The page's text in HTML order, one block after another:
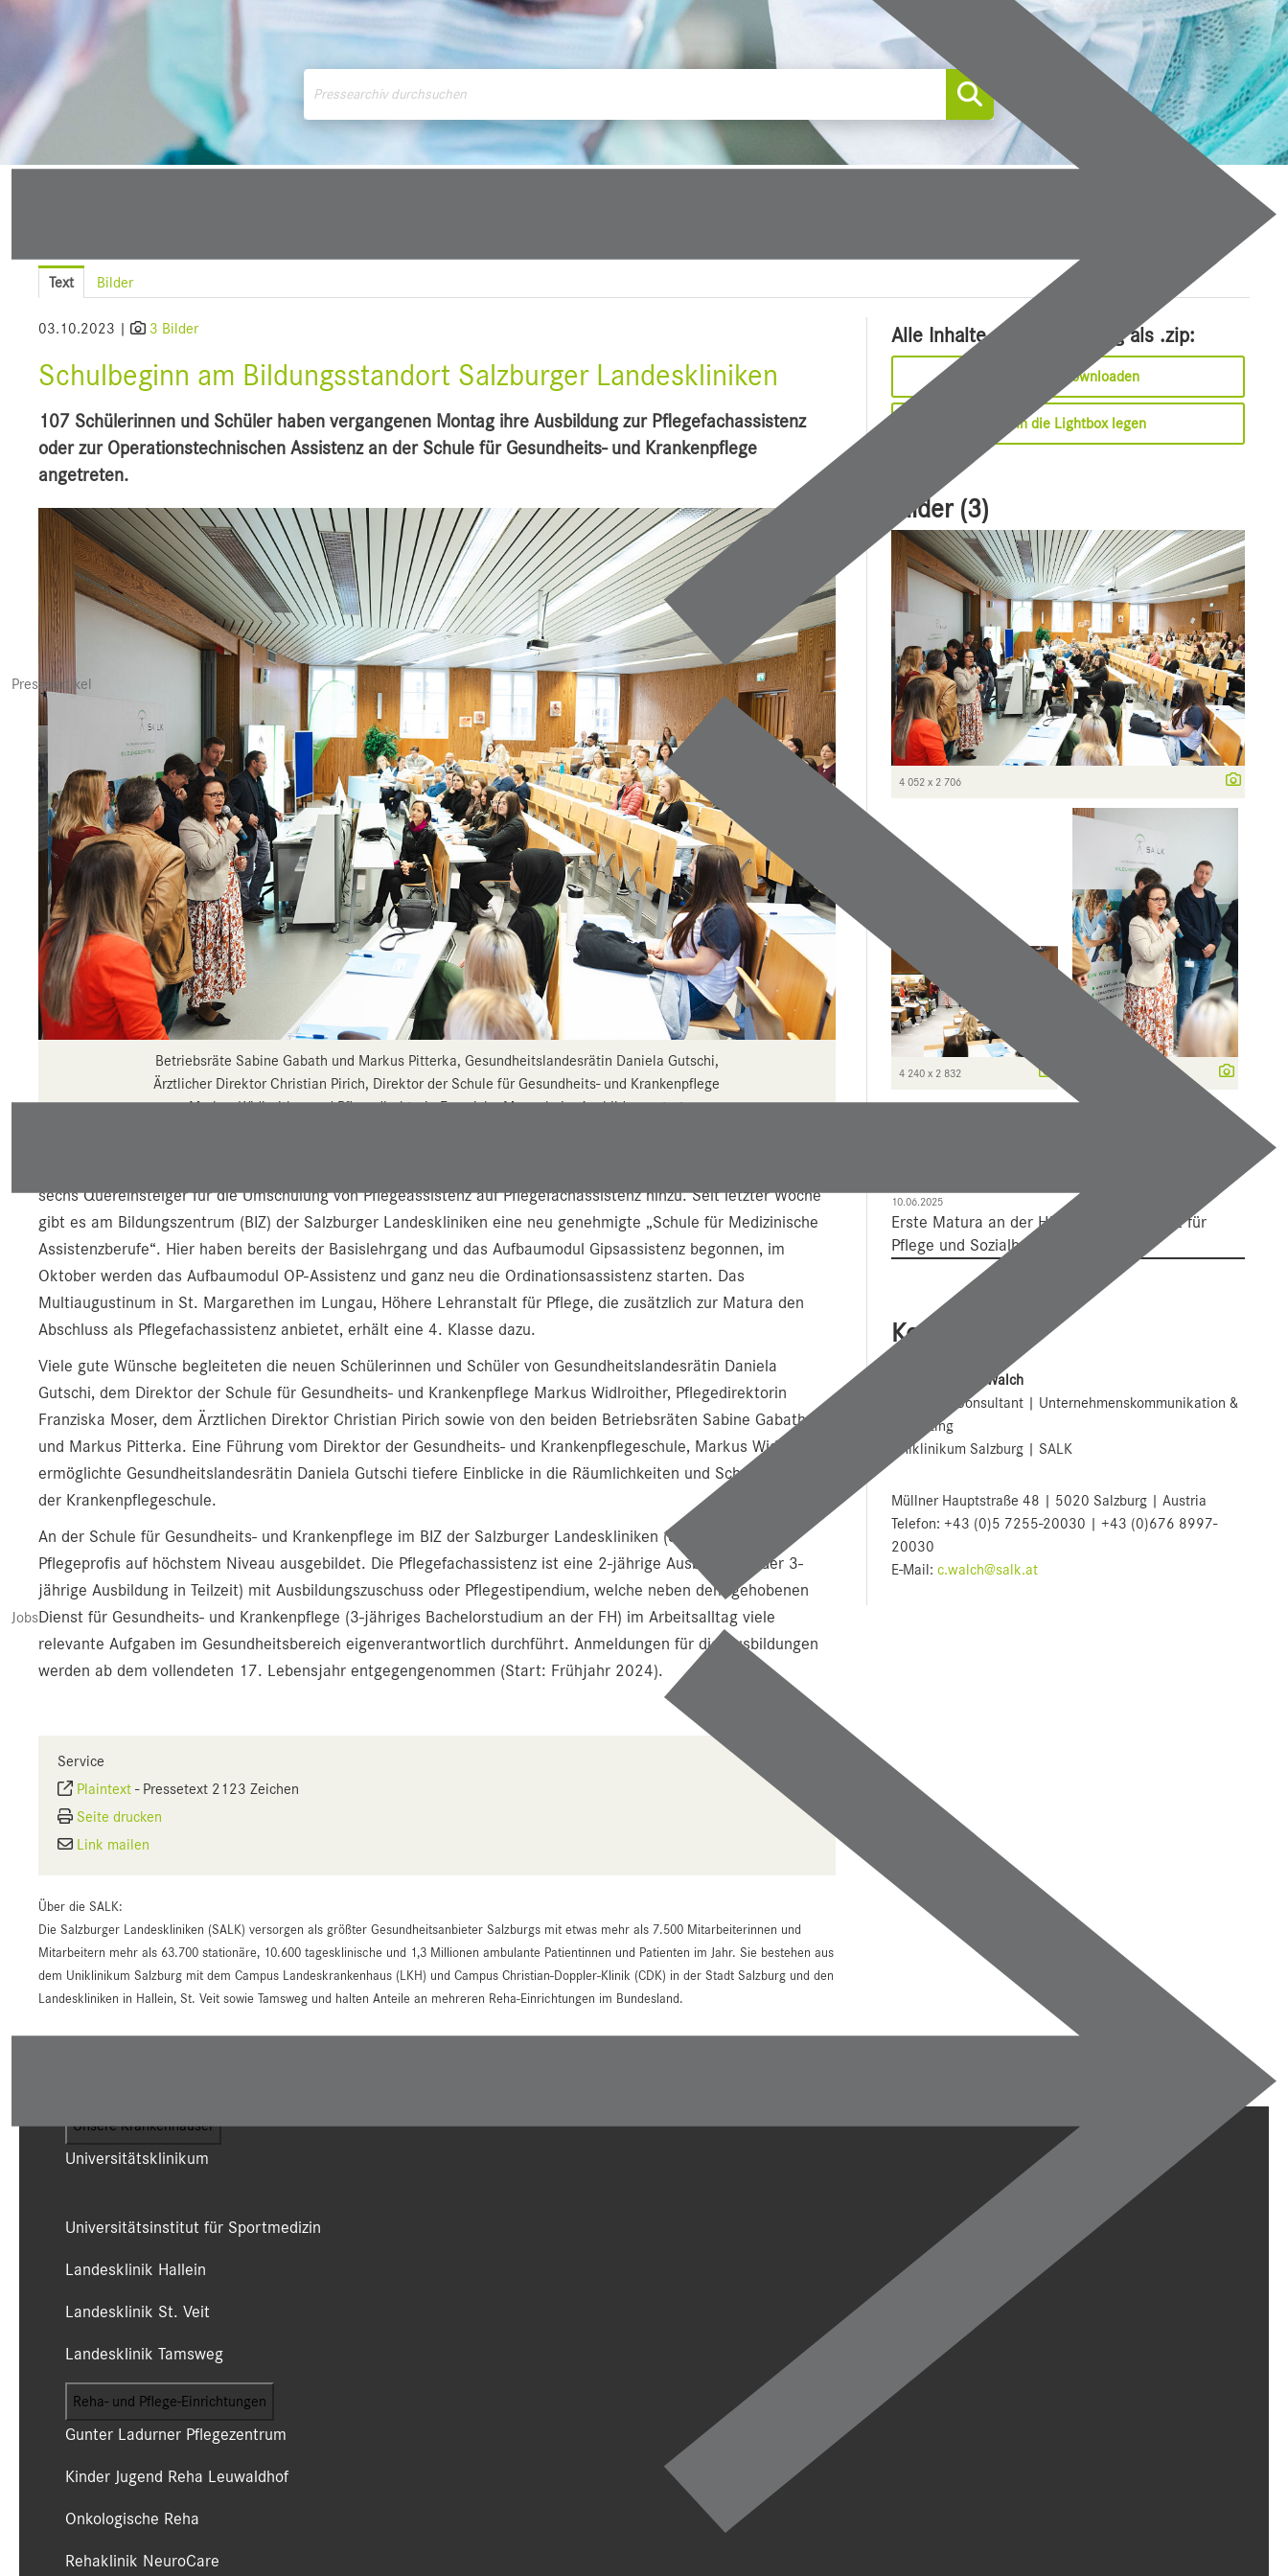
Presseartikel
Jobs
Text Bilder
03.10.2023 | 3 Bilder
Schulbeginn am Bildungsstandort Salzburger Landeskliniken
107 Schülerinnen und Schüler haben vergangenen Montag ihre Ausbildung zur Pflegefachassistenz
oder zur Operationstechnischen Assistenz an der Schule für Gesundheits- und Krankenpflege
angetreten.
Betriebsräte Sabine Gabath und Markus Pitterka, Gesundheitslandesrätin Daniela Gutschi,
Ärztlicher Direktor Christian Pirich, Direktor der Schule für Gesundheits- und Krankenpflege
Markus Widlroither und Pflegedirektorin Franziska Moser beim Ausbildungsstart
sechs Quereinsteiger für die Umschulung von Pflegeassistenz auf Pflegefachassistenz hinzu. Seit letzter Woche
gibt es am Bildungszentrum (BIZ) der Salzburger Landeskliniken eine neu genehmigte „Schule für Medizinische
Assistenzberufe“. Hier haben bereits der Basislehrgang und das Aufbaumodul Gipsassistenz begonnen, im
Oktober werden das Aufbaumodul OP-Assistenz und ganz neu die Ordinationsassistenz starten. Das
Multiaugustinum in St. Margarethen im Lungau, Höhere Lehranstalt für Pflege, die zusätzlich zur Matura den
Abschluss als Pflegefachassistenz anbietet, erhält eine 4. Klasse dazu.
Viele gute Wünsche begleiteten die neuen Schülerinnen und Schüler von Gesundheitslandesrätin Daniela
Gutschi, dem Direktor der Schule für Gesundheits- und Krankenpflege Markus Widlroither, Pflegedirektorin
Franziska Moser, dem Ärztlichen Direktor Christian Pirich sowie von den beiden Betriebsräten Sabine Gabath
und Markus Pitterka. Eine Führung vom Direktor der Gesundheits- und Krankenpflegeschule, Markus Widlroither,
ermöglichte Gesundheitslandesrätin Daniela Gutschi tiefere Einblicke in die Räumlichkeiten und Schwerpunkte
der Krankenpflegeschule.
An der Schule für Gesundheits- und Krankenpflege im BIZ der Salzburger Landeskliniken (SALK) werden
Pflegeprofis auf höchstem Niveau ausgebildet. Die Pflegefachassistenz ist eine 2-jährige Ausbildung (oder 3-
jährige Ausbildung in Teilzeit) mit Ausbildungszuschuss oder Pflegestipendium, welche neben dem gehobenen
Dienst für Gesundheits- und Krankenpflege (3-jähriges Bachelorstudium an der FH) im Arbeitsalltag viele
relevante Aufgaben im Gesundheitsbereich eigenverantwortlich durchführt. Anmeldungen für die Ausbildungen
werden ab dem vollendeten 17. Lebensjahr entgegengenommen (Start: Frühjahr 2024).
Service
Plaintext - Pressetext 2123 Zeichen
Seite drucken
Link mailen
Über die SALK:
Die Salzburger Landeskliniken (SALK) versorgen als größter Gesundheitsanbieter Salzburgs mit etwas mehr als 7.500 Mitarbeiterinnen und
Mitarbeitern mehr als 63.700 stationäre, 10.600 tagesklinische und 1,3 Millionen ambulante Patientinnen und Patienten im Jahr. Sie bestehen aus
dem Uniklinikum Salzburg mit dem Campus Landeskrankenhaus (LKH) und Campus Christian-Doppler-Klinik (CDK) in der Stadt Salzburg und den
Landeskliniken in Hallein, St. Veit sowie Tamsweg und halten Anteile an mehreren Reha-Einrichtungen im Bundesland.
Alle Inhalte dieser Meldung als .zip:
Sofort downloaden
In die Lightbox legen
Bilder (3)
4 052 x 2 706
4 240 x 2 832
10.06.2025
Erste Matura an der Höheren Lehranstalt für
Pflege und Sozialbetreuungsberufe
Kontakt
Mag. Christine Walch
PR Senior Consultant | Unternehmenskommunikation &
Marketing
Uniklinikum Salzburg | SALK
Müllner Hauptstraße 48 | 5020 Salzburg | Austria
Telefon: +43 (0)5 7255-20030 | +43 (0)676 8997-
20030
E-Mail:c.walch@salk.at
Unsere Krankenhäuser
Universitätsklinikum
Universitätsinstitut für Sportmedizin
Landesklinik Hallein
Landesklinik St. Veit
Landesklinik Tamsweg
Reha- und Pflege-Einrichtungen
Gunter Ladurner Pflegezentrum
Kinder Jugend Reha Leuwaldhof
Onkologische Reha
Rehaklinik NeuroCare